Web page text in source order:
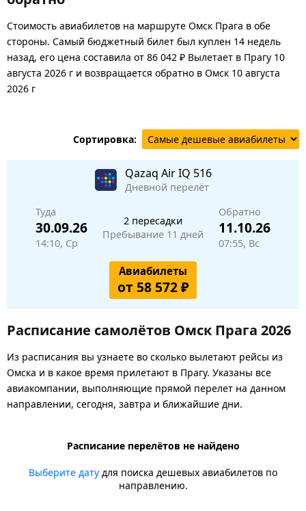
Стоимость авиабилетов на маршруте Омск Прага в обе
стороны. Самый бюджетный билет был куплен 14 недель
назад, его цена составила от 86 042 ₽ Вылетает в Прагу 10
августа 2026 г и возвращается обратно в Омск 10 августа
2026 г
Сортировка:
Qazaq AirIQ 516
Дневной перелёт
Туда
30.09.26
14:10, Ср
2 пересадки
Пребывание 11 дней
Обратно
11.10.26
07:55, Вс
Авиабилеты
от 58 572 ₽
Расписание самолётов Омск Прага 2026
Из расписания вы узнаете во сколько вылетают рейсы из
Омска и в какое время прилетают в Прагу. Указаны все
авиакомпании, выполняющие прямой перелет на данном
направлении, сегодня, завтра и ближайшие дни.
Расписание перелётов не найдено
Выберите дату для поиска дешевых авиабилетов по
направлению.